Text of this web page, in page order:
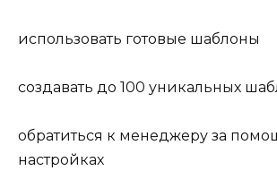
использовать готовые шаблоны
создавать до 100 уникальных
обратиться к менеджеру за
настройках